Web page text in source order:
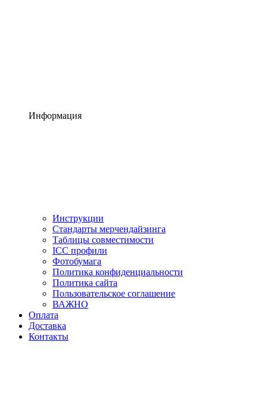
Информация
Инструкции
Стандарты мерчендайзинга
Таблицы совместимости
ICC профили
Фотобумага
Политика конфиденциальности
Политика сайта
Пользовательское соглашение
ВАЖНО
Оплата
Доставка
Контакты